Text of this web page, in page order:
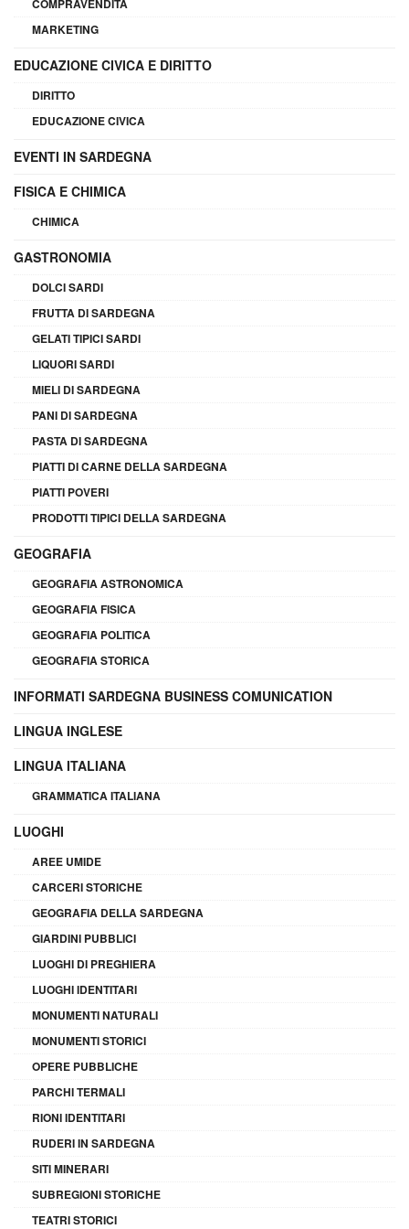
COMPRAVENDITA
MARKETING
EDUCAZIONE CIVICA E DIRITTO
DIRITTO
EDUCAZIONE CIVICA
EVENTI IN SARDEGNA
FISICA E CHIMICA
CHIMICA
GASTRONOMIA
DOLCI SARDI
FRUTTA DI SARDEGNA
GELATI TIPICI SARDI
LIQUORI SARDI
MIELI DI SARDEGNA
PANI DI SARDEGNA
PASTA DI SARDEGNA
PIATTI DI CARNE DELLA SARDEGNA
PIATTI POVERI
PRODOTTI TIPICI DELLA SARDEGNA
GEOGRAFIA
GEOGRAFIA ASTRONOMICA
GEOGRAFIA FISICA
GEOGRAFIA POLITICA
GEOGRAFIA STORICA
INFORMATI SARDEGNA BUSINESS COMUNICATION
LINGUA INGLESE
LINGUA ITALIANA
GRAMMATICA ITALIANA
LUOGHI
AREE UMIDE
CARCERI STORICHE
GEOGRAFIA DELLA SARDEGNA
GIARDINI PUBBLICI
LUOGHI DI PREGHIERA
LUOGHI IDENTITARI
MONUMENTI NATURALI
MONUMENTI STORICI
OPERE PUBBLICHE
PARCHI TERMALI
RIONI IDENTITARI
RUDERI IN SARDEGNA
SITI MINERARI
SUBREGIONI STORICHE
TEATRI STORICI